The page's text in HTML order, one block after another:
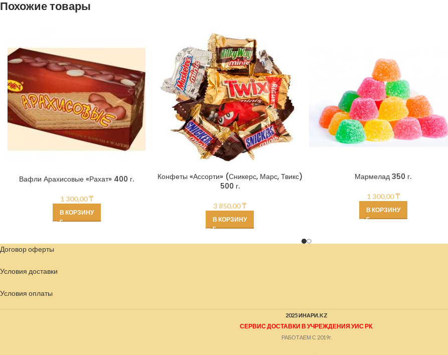
Похожие товары
Вафли Арахисовые «Рахат» 400 г.
1 300,00₸
В КОРЗИНУ
Конфеты «Ассорти» (Сникерс, Марс, Твикс)
500 г.
3 850,00₸
В КОРЗИНУ
Мармелад 350 г.
1 300,00₸
В КОРЗИНУ
Договор оферты
Условия доставки
Условия оплаты
2025 ИНАРИ.KZ
СЕРВИС ДОСТАВКИ В УЧРЕЖДЕНИЯ УИС РК
РАБОТАЕМ С 2019г.